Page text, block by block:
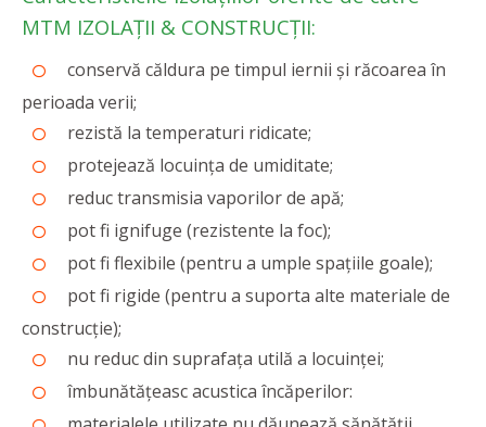
MTM IZOLAȚII & CONSTRUCȚII:
conservă căldura pe timpul iernii și răcoarea în
perioada verii;
rezistă la temperaturi ridicate;
protejează locuința de umiditate;
reduc transmisia vaporilor de apă;
pot fi ignifuge (rezistente la foc);
pot fi flexibile (pentru a umple spațiile goale);
pot fi rigide (pentru a suporta alte materiale de
construcție);
nu reduc din suprafața utilă a locuinței;
îmbunătățeasc acustica încăperilor: